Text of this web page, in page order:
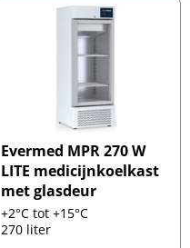
Evermed MPR 270 W
LITE medicijnkoelkast
met glasdeur
+2°C tot +15°C
270 liter